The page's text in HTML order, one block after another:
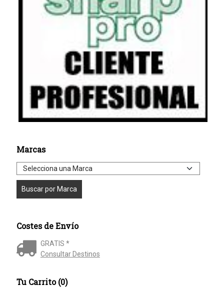
Marcas
Costes de Envío
GRATIS *
Consultar Destinos
Tu Carrito (0)